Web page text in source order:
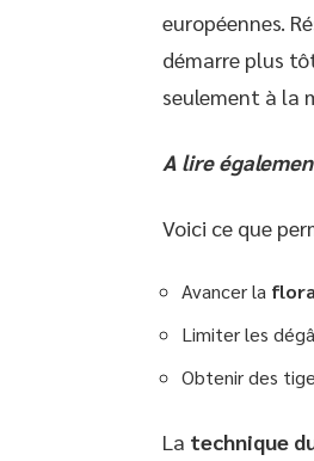
européennes.
démarre plus
seulement à la
A lire
Voici ce que
Avancer la
Limiter les
Obtenir des
La technique